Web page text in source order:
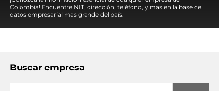
Colombia! Encuentre NIT, dirección, teléfono, y mas en la base de
datos empresarial mas grande del país.
Buscar empresa